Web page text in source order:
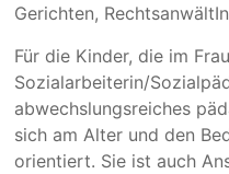
Gerichten,
Für die Kinder, die im
Sozialarbeiterin/
abwechslungsreiches
sich am Alter und den
orientiert. Sie ist auch